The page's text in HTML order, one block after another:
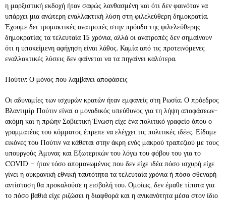
η μαρξιστική εκδοχή ήταν σαφώς λανθασμένη και ότι δεν φαινόταν να
υπάρχει μια ανώτερη εναλλακτική λύση στη φιλελεύθερη δημοκρατία.
Έχουμε δει τρομακτικές ανατροπές στην πρόοδο της φιλελεύθερης
δημοκρατίας τα τελευταία 15 χρόνια, αλλά οι ανατροπές δεν σημαίνουν
ότι η υποκείμενη αφήγηση είναι λάθος. Καμία από τις προτεινόμενες
εναλλακτικές λύσεις δεν φαίνεται να τα πηγαίνει καλύτερα.
Πούτιν: Ο μόνος που λαμβάνει αποφάσεις
Οι αδυναμίες των ισχυρών κρατών ήταν εμφανείς στη Ρωσία. Ο πρόεδρος
Βλαντιμίρ Πούτιν είναι ο μοναδικός υπεύθυνος για τη λήψη αποφάσεων-
ακόμη και η πρώην Σοβιετική Ένωση είχε ένα πολιτικό γραφείο όπου ο
γραμματέας του κόμματος έπρεπε να ελέγχει τις πολιτικές ιδέες. Είδαμε
εικόνες του Πούτιν να κάθεται στην άκρη ενός μακρού τραπεζιού με τους
υπουργούς Άμυνας και Εξωτερικών του λόγω του φόβου του για το
COVID – ήταν τόσο απομονωμένος που δεν είχε ιδέα πόσο ισχυρή είχε
γίνει η ουκρανική εθνική ταυτότητα τα τελευταία χρόνια ή πόσο σθεναρή
αντίσταση θα προκαλούσε η εισβολή του. Ομοίως, δεν έμαθε τίποτα για
το πόσο βαθιά είχε ριζώσει η διαφθορά και η ανικανότητα μέσα στον ίδιο